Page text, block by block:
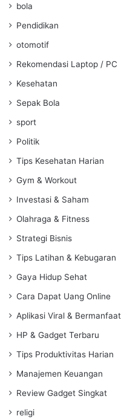
bola
Pendidikan
otomotif
Rekomendasi Laptop / PC
Kesehatan
Sepak Bola
sport
Politik
Tips Kesehatan Harian
Gym & Workout
Investasi & Saham
Olahraga & Fitness
Strategi Bisnis
Tips Latihan & Kebugaran
Gaya Hidup Sehat
Cara Dapat Uang Online
Aplikasi Viral & Bermanfaat
HP & Gadget Terbaru
Tips Produktivitas Harian
Manajemen Keuangan
Review Gadget Singkat
religi